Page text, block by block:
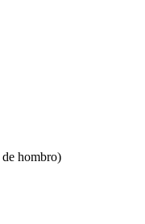
hombro)